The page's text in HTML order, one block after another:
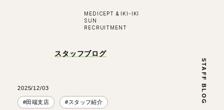
MEDICEPT & IKI-IKI
SUN
RECRUITMENT
採用
公式ライ
スタッフブログ
STAFF BLOG
2025/12/03
#田端支店 #スタッフ紹介